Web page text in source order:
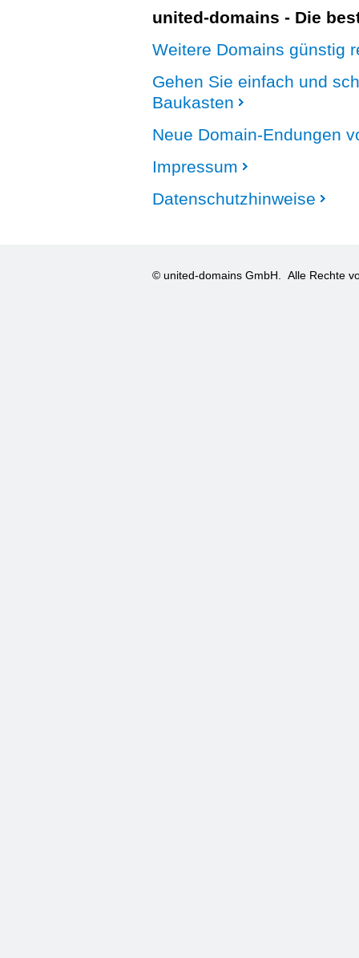
united-domains - Die
Weitere Domains günstig
Gehen Sie einfach und
Baukasten
Neue Domain-Endungen
Impressum
Datenschutzhinweise
© united-domains GmbH. Alle Rechte